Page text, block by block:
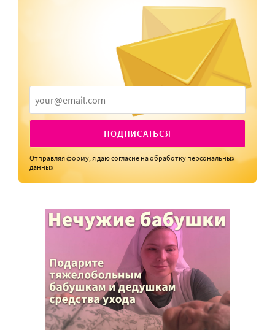
ПОДПИСАТЬСЯ
Отправляя форму, я даюсогласие на обработку персональных
данных